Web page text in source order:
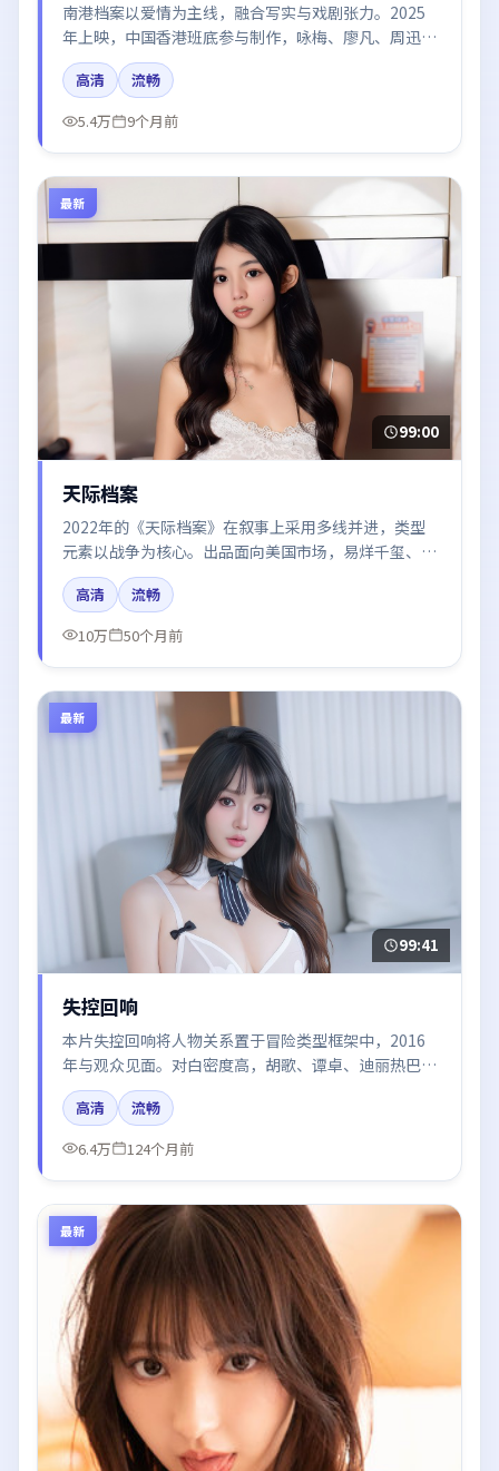
南港档案以爱情为主线，融合写实与戏剧张力。2025
年上映，中国香港班底参与制作，咏梅、廖凡、周迅、
张子枫在片中呈现细腻表演，影像风格统一，配乐与剪
辑强化了情绪曲线。
高清
流畅
5.4万
9个月前
最新
99:00
天际档案
2022年的《天际档案》在叙事上采用多线并进，类型
元素以战争为核心。出品面向美国市场，易烊千玺、于
和伟、倪妮所饰角色推动关键反转，结尾留白引发讨
论。
高清
流畅
10万
50个月前
最新
99:41
失控回响
本片失控回响将人物关系置于冒险类型框架中，2016
年与观众见面。对白密度高，胡歌、谭卓、迪丽热巴、
章子怡、河正宇的台词节奏值得关注；整体气质偏韩国
都市与冷色调摄影。
高清
流畅
6.4万
124个月前
最新